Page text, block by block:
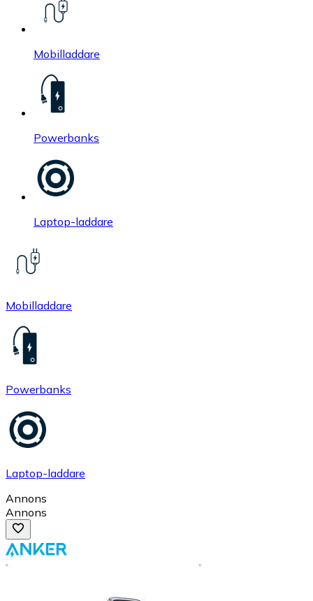
Mobilladdare
Powerbanks
Laptop-laddare
Mobilladdare
Powerbanks
Laptop-laddare
Annons
Annons